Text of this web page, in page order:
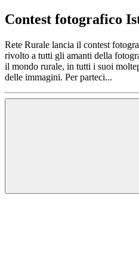
Contest fotografico
Rete Rurale lancia il contest
rivolto a tutti gli amanti della
il mondo rurale, in tutti i suoi
delle immagini. Per parteci...